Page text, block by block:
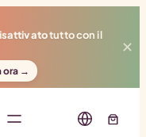
tutto con il
ora →
✕